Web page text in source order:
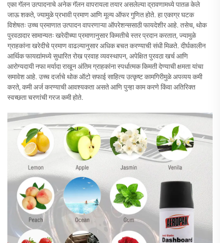
एका गॅलन उत्पादनाचे अनेक गॅलन वापरायला तयार असलेल्या द्रावणामध्ये पातळ केले
जाऊ शकते, ज्यामुळे प्रभावी प्रमाण आणि मूल्य ऑफर गुणित होते. हा एकाग्र घटक
विशेषतः उच्च प्रमाणात उत्पादन वापरणाऱ्या ऑपरेशन्ससाठी फायदेशीर आहे. तसेच, थोक
पुरवठादार सामान्यतः खरेदीच्या प्रमाणानुसार किमतीचे स्तर प्रदान करतात, ज्यामुळे
ग्राहकांना खरेदीचे प्रमाण वाढल्यानुसार अधिक बचत करण्याची संधी मिळते. दीर्घकालीन
आर्थिक फायद्यांमध्ये सुधारित रोख प्रवाह व्यवस्थापन, अपेक्षित पुरवठा खर्च आणि
आरोग्यदायी नफा मर्यादा राखून अंतिम ग्राहकांना स्पर्धात्मक किमती देण्याची क्षमता यांचा
समावेश आहे. उच्च दर्जाचे थोक ऑटो सफाई साहित्य उत्कृष्ट कामगिरीमुळे अपव्यय कमी
करते, कमी अर्ज करण्याची आवश्यकता असते आणि पुन्हा काम करणे किंवा अतिरिक्त
स्वच्छता चरणांची गरज कमी होते.